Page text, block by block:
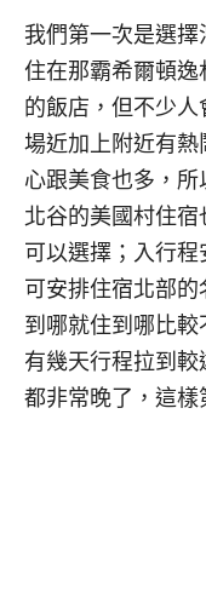
我們第一次是選擇
住在那霸希爾頓
的飯店，但不少
場近加上附近有
心跟美食也多，所
北谷的美國村住
可以選擇；入行程
可安排住宿北部
到哪就住到哪比較
有幾天行程拉到
都非常晚了，這樣